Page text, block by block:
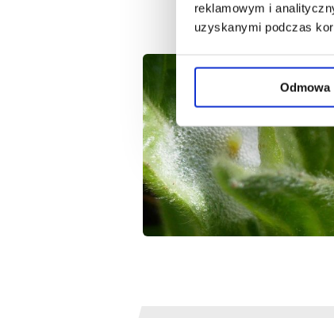
reklamowym i
uzyskanymi podczas
Odmowa